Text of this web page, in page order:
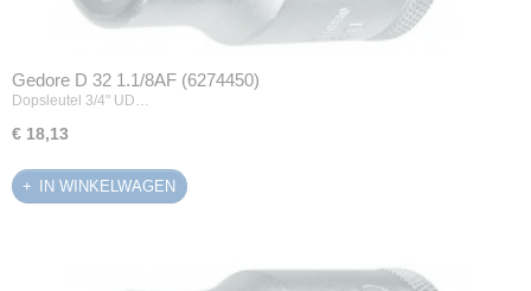
Gedore D 32 1.1/8AF (6274450)
Dopsleutel 3/4" UD…
€ 18,13
IN WINKELWAGEN